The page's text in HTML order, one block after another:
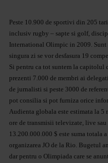
Peste 10.900 de sportivi din 205
inclusiv rugby – sapte si golf,
International Olimpic in 2009.
singura zi se vor desfasura 19
Si pentru ca tot suntem la capitolul
prezenti 7.000 de membri ai
de jurnalisti si peste 3000 de
pot consilia si pot furniza orice
Audienta globala este estimata la
ore de transmisii televizate, live
13.200.000.000 $ este suma totala
organizarea JO de la Rio. Bugetul
dar pentru o Olimpiada care se